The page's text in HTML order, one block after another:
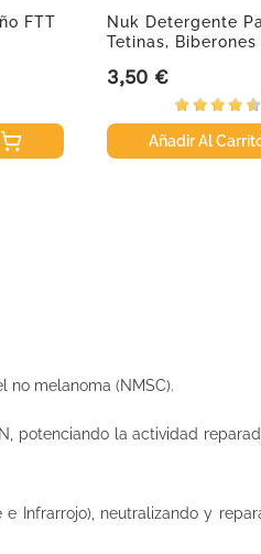
FTT
Nuk Detergente
Tetinas, Biberones
Precio
3,50 €
Añadir Al
no melanoma (NMSC).
potenciando la actividad
Infrarrojo), neutralizando y